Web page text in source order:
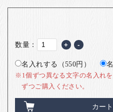
数量： + -
名入れする（550円）
※1個ずつ異なる文字の名入れ
ずつご購入ください。
カー